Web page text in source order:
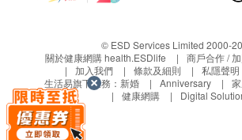
療功效。 以上產品沒有根據《
例》或《中醫藥條例》註冊。 為
的任何聲稱亦沒有為進行該等
核。 此以上產品並不供作診斷、
疾病之用。本品安全、無副作用
© ESD Services Limited 2000-
關於健康網購 health.ESDlife
商戶合作 /
加入我們
條款及細則 私隱聲明
生活易旗下業務： 新婚 Anniversary
健康網購
Digital